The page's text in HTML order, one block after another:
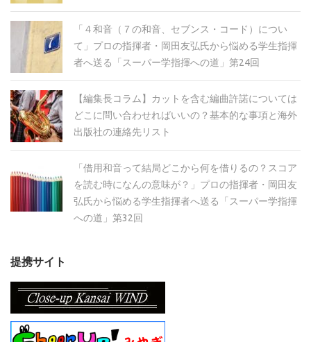
「４和音（７の和音、セブンス・コード）につい
て」プロの指揮者・岡田友弘氏から悩める学生指揮
者へ送る「スーパー学指揮への道」第24回
【編集長コラム】カットを含む編曲許諾については
どこに問い合わせればいいの？基本的な事項と海外
出版社の連絡先リスト
「借用和音って結局どこから何を借りるの？スコア
を読む時になんの意味が？」プロの指揮者・岡田友
弘氏から悩める学生指揮者へ送る「スーパー学指揮
への道」第32回
提携サイト